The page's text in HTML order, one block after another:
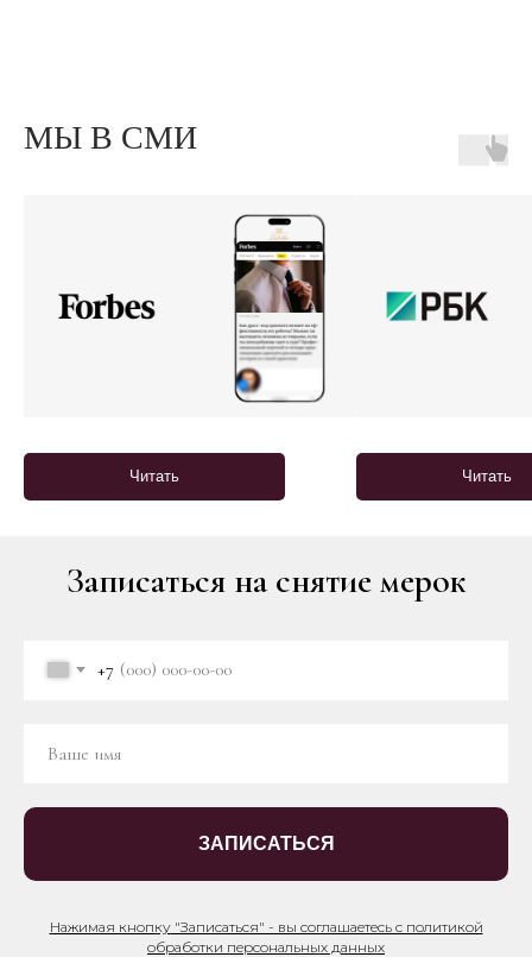
МЫ В СМИ
Читать Читать
Записаться на снятие мерок
+7
ЗАПИСАТЬСЯ
Нажимая кнопку "Записаться" - вы соглашаетесь с политикой
обработки персональных данных